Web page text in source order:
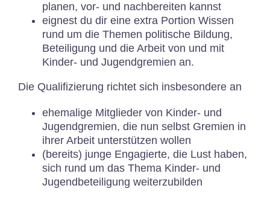
planen, vor- und nachbereiten kannst
eignest du dir eine extra Portion Wissen
rund um die Themen politische Bildung,
Beteiligung und die Arbeit von und mit
Kinder- und Jugendgremien an.
Die Qualifizierung richtet sich insbesondere an
ehemalige Mitglieder von Kinder- und
Jugendgremien, die nun selbst Gremien in
ihrer Arbeit unterstützen wollen
(bereits) junge Engagierte, die Lust haben,
sich rund um das Thema Kinder- und
Jugendbeteiligung weiterzubilden